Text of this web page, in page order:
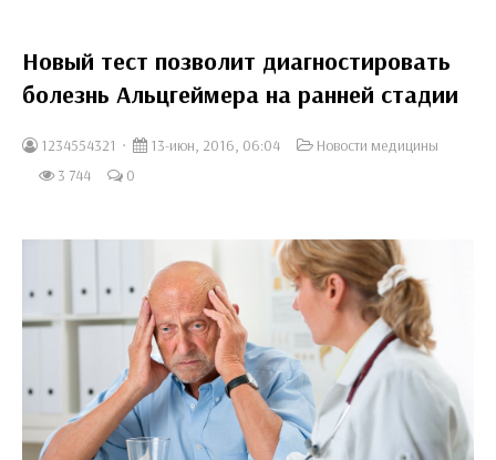
Новый тест позволит диагностировать
болезнь Альцгеймера на ранней стадии
1234554321 13-июн, 2016, 06:04
Новости медицины
3 744
0